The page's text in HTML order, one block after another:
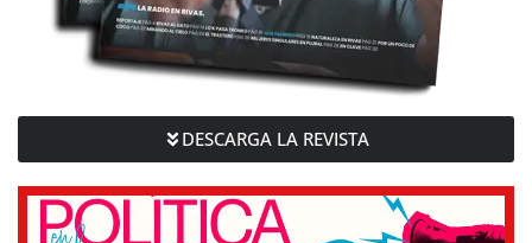
DESCARGA LA REVISTA